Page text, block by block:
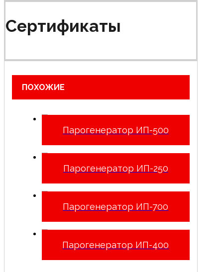
Сертификаты
ПОХОЖИЕ
Парогенератор ИП-500
Парогенератор ИП-250
Парогенератор ИП-700
Парогенератор ИП-400